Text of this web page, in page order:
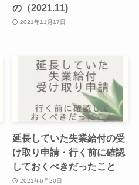
の（2021.11)
2021年11月17日
延長していた失業給付の受
け取り申請・行く前に確認
しておくべきだったこと
2021年6月20日